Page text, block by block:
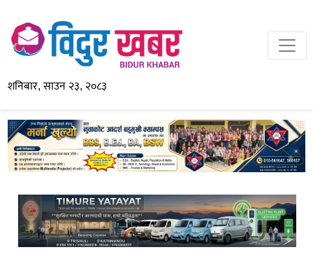
शनिबार, साउन २३, २०८३